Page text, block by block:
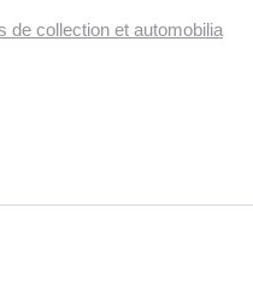
de collection et automobilia